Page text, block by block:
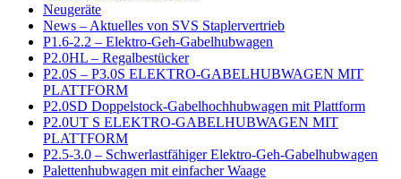
Neugeräte
News – Aktuelles von SVS Staplervertrieb
P1.6-2.2 – Elektro-Geh-Gabelhubwagen
P2.0HL – Regalbestücker
P2.0S – P3.0S ELEKTRO-GABELHUBWAGEN MIT
PLATTFORM
P2.0SD Doppelstock-Gabelhochhubwagen mit Plattform
P2.0UT S ELEKTRO-GABELHUBWAGEN MIT
PLATTFORM
P2.5-3.0 – Schwerlastfähiger Elektro-Geh-Gabelhubwagen
Palettenhubwagen mit einfacher Waage